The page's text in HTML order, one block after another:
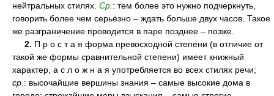
нейтральных стилях. Ср. : тем более это нужно подчеркнуть,
говорить более чем серьёзно – ждать больше двух часов. Такое
же разграничение проводится в паре позднее – позже.
2. П р о с т а я форма превосходной степени (в отличие от
такой же формы сравнительной степени) имеет книжный
характер, а с л о ж н а я употребляется во всех стилях речи;
ср. : высочайшие вершины знания – самые высокие дома в